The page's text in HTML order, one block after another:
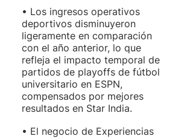
• Los ingresos operativos
deportivos disminuyeron
ligeramente en comparación
con el año anterior, lo que
refleja el impacto temporal de
partidos de playoffs de fútbol
universitario en ESPN,
compensados ​​por mejores
resultados en Star India.
• El negocio de Experiencias